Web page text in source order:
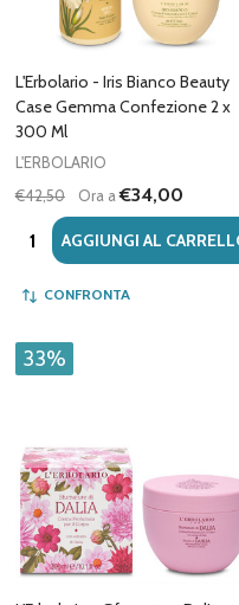
L'Erbolario - Iris Bianco Beauty
Case Gemma Confezione 2 x
300 Ml
L'ERBOLARIO
€42,50
Ora a€34,00
Quantità:AGGIUNGI AL
CONFRONTA
33%